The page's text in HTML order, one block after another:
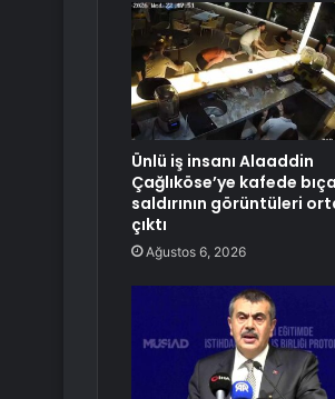
Ünlü iş insanı Alaaddin
Çağlıköse’ye kafede
saldırının görüntüleri
çıktı
Ağustos 6, 2026